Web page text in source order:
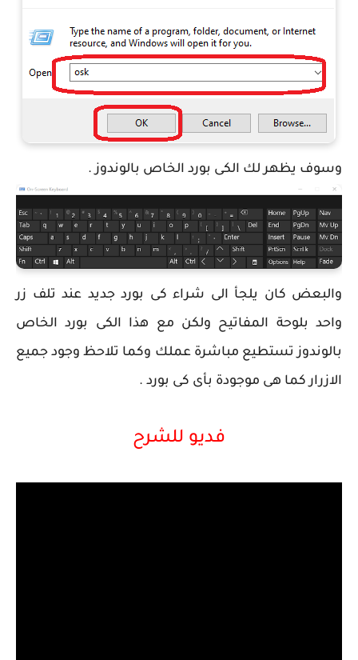
وسوف يظهر لك الكى بورد الخاص بالوندوز .
والبعض كان يلجأ الى شراء كى بورد جديد عند تلف زر
واحد بلوحة المفاتيح ولكن مع هذا الكى بورد الخاص
بالوندوز تستطيع مباشرة عملك وكما تلاحظ وجود جميع
الازرار كما هى موجودة بأى كى بورد .
فديو للشرح